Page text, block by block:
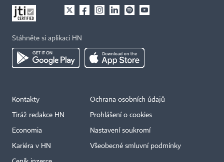
Stáhněte si aplikaci HN
Kontakty
Tiráž redakce HN
Economia
Kariéra v HN
Ochrana osobních údajů
Prohlášení o cookies
Nastavení soukromí
Všeobecné smluvní podmínky